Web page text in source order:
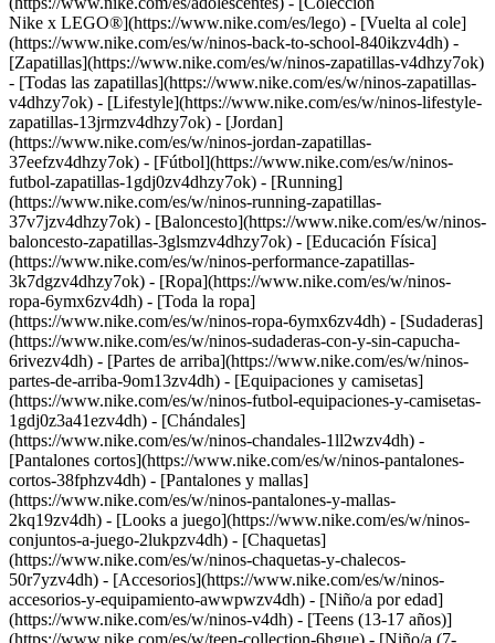
Nike x LEGO®](https://www.nike.com/es/lego) - [Vuelta al cole]
(https://www.nike.com/es/w/ninos-back-to-school-840ikzv4dh) -
[Zapatillas](https://www.nike.com/es/w/ninos-zapatillas-v4dhzy7ok)
- [Todas las zapatillas](https://www.nike.com/es/w/ninos-zapatillas-
v4dhzy7ok) - [Lifestyle](https://www.nike.com/es/w/ninos-lifestyle-
zapatillas-13jrmzv4dhzy7ok) - [Jordan]
(https://www.nike.com/es/w/ninos-jordan-zapatillas-
37eefzv4dhzy7ok) - [Fútbol](https://www.nike.com/es/w/ninos-
futbol-zapatillas-1gdj0zv4dhzy7ok) - [Running]
(https://www.nike.com/es/w/ninos-running-zapatillas-
37v7jzv4dhzy7ok) - [Baloncesto](https://www.nike.com/es/w/ninos-
baloncesto-zapatillas-3glsmzv4dhzy7ok) - [Educación Física]
(https://www.nike.com/es/w/ninos-performance-zapatillas-
3k7dgzv4dhzy7ok) - [Ropa](https://www.nike.com/es/w/ninos-
ropa-6ymx6zv4dh) - [Toda la ropa]
(https://www.nike.com/es/w/ninos-ropa-6ymx6zv4dh) - [Sudaderas]
(https://www.nike.com/es/w/ninos-sudaderas-con-y-sin-capucha-
6rivezv4dh) - [Partes de arriba](https://www.nike.com/es/w/ninos-
partes-de-arriba-9om13zv4dh) - [Equipaciones y camisetas]
(https://www.nike.com/es/w/ninos-futbol-equipaciones-y-camisetas-
1gdj0z3a41ezv4dh) - [Chándales]
(https://www.nike.com/es/w/ninos-chandales-1ll2wzv4dh) -
[Pantalones cortos](https://www.nike.com/es/w/ninos-pantalones-
cortos-38fphzv4dh) - [Pantalones y mallas]
(https://www.nike.com/es/w/ninos-pantalones-y-mallas-
2kq19zv4dh) - [Looks a juego](https://www.nike.com/es/w/ninos-
conjuntos-a-juego-2lukpzv4dh) - [Chaquetas]
(https://www.nike.com/es/w/ninos-chaquetas-y-chalecos-
50r7yzv4dh) - [Accesorios](https://www.nike.com/es/w/ninos-
accesorios-y-equipamiento-awwpwzv4dh) - [Niño/a por edad]
(https://www.nike.com/es/w/ninos-v4dh) - [Teens (13-17 años)]
(https://www.nike.com/es/w/teen-collection-6hgue) - [Niño/a (7-